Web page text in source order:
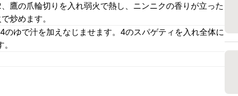
鷹の爪輪切りを入れ弱火で熱し、ニンニクの香りが立った
炒めます。
のゆで汁を加えなじませます。4のスパゲティを入れ全体に